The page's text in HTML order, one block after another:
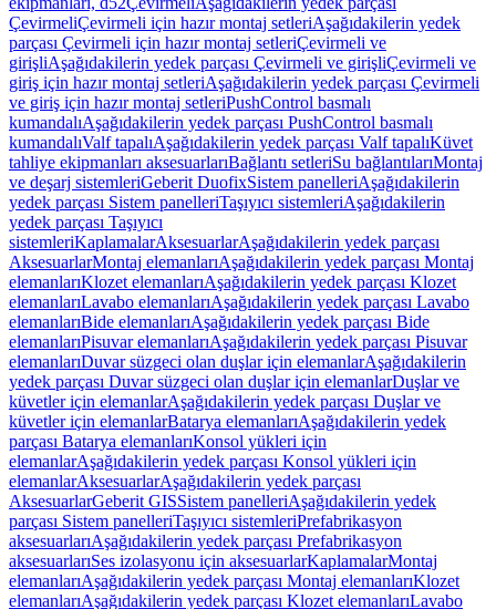
ÇevirmeliÇevirmeli için hazır montaj setleriAşağıdakilerin yedek
parçası Çevirmeli için hazır montaj setleriÇevirmeli ve
girişliAşağıdakilerin yedek parçası Çevirmeli ve girişliÇevirmeli ve
giriş için hazır montaj setleriAşağıdakilerin yedek parçası Çevirmeli
ve giriş için hazır montaj setleriPushControl basmalı
kumandalıAşağıdakilerin yedek parçası PushControl basmalı
kumandalıValf tapalıAşağıdakilerin yedek parçası Valf tapalıKüvet
tahliye ekipmanları aksesuarlarıBağlantı setleriSu bağlantılarıMontaj
ve deşarj sistemleriGeberit DuofixSistem panelleriAşağıdakilerin
yedek parçası Sistem panelleriTaşıyıcı sistemleriAşağıdakilerin
yedek parçası Taşıyıcı
sistemleriKaplamalarAksesuarlarAşağıdakilerin yedek parçası
AksesuarlarMontaj elemanlarıAşağıdakilerin yedek parçası Montaj
elemanlarıKlozet elemanlarıAşağıdakilerin yedek parçası Klozet
elemanlarıLavabo elemanlarıAşağıdakilerin yedek parçası Lavabo
elemanlarıBide elemanlarıAşağıdakilerin yedek parçası Bide
elemanlarıPisuvar elemanlarıAşağıdakilerin yedek parçası Pisuvar
elemanlarıDuvar süzgeci olan duşlar için elemanlarAşağıdakilerin
yedek parçası Duvar süzgeci olan duşlar için elemanlarDuşlar ve
küvetler için elemanlarAşağıdakilerin yedek parçası Duşlar ve
küvetler için elemanlarBatarya elemanlarıAşağıdakilerin yedek
parçası Batarya elemanlarıKonsol yükleri için
elemanlarAşağıdakilerin yedek parçası Konsol yükleri için
elemanlarAksesuarlarAşağıdakilerin yedek parçası
AksesuarlarGeberit GISSistem panelleriAşağıdakilerin yedek
parçası Sistem panelleriTaşıyıcı sistemleriPrefabrikasyon
aksesuarlarıAşağıdakilerin yedek parçası Prefabrikasyon
aksesuarlarıSes izolasyonu için aksesuarlarKaplamalarMontaj
elemanlarıAşağıdakilerin yedek parçası Montaj elemanlarıKlozet
elemanlarıAşağıdakilerin yedek parçası Klozet elemanlarıLavabo